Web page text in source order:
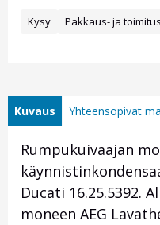
Kysy Pakkaus- ja
Kuvaus Yhteensopivat
Rumpukuivaajan
Ducati 16.25.5392.
moneen AEG